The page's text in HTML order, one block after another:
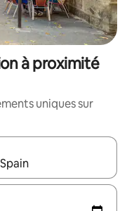
à proximité
uniques sur
les flèches vers le